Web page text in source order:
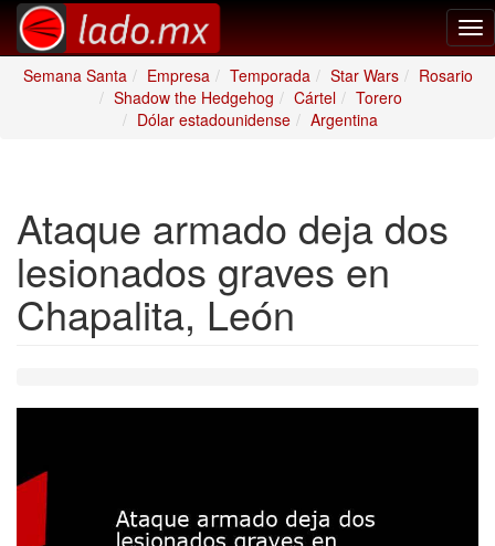
Semana Santa
Empresa Temporada Star Wars
Rosario
Shadow the Hedgehog
Cártel
Torero
Dólar estadounidense
Argentina
Ataque armado deja dos
lesionados graves en
Chapalita, León